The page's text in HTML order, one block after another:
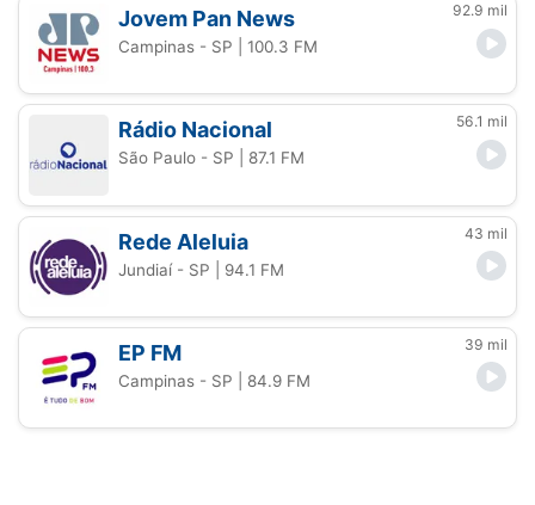
Jovem Pan News 92.9 mil
Campinas - SP | 100.3 FM
Rádio Nacional 56.1 mil
São Paulo - SP | 87.1 FM
Rede Aleluia 43 mil
Jundiaí - SP | 94.1 FM
EP FM 39 mil
Campinas - SP | 84.9 FM